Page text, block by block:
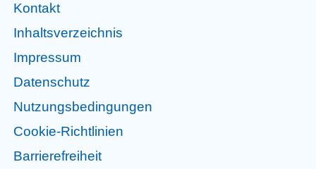
Kontakt
Inhaltsverzeichnis
Impressum
Datenschutz
Nutzungsbedingungen
Cookie-Richtlinien
Barrierefreiheit